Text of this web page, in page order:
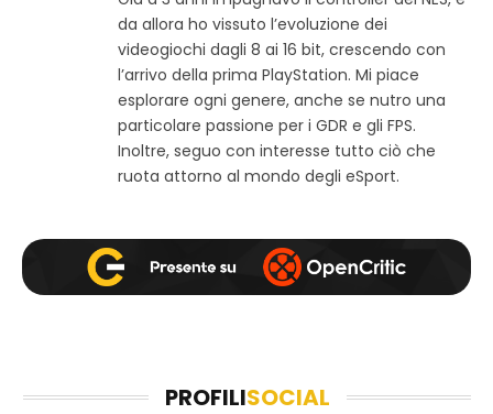
o
w
e
b
t
a
r
a
m
da allora ho vissuto l’evoluzione dei
videogiochi dagli 8 ai 16 bit, crescendo con
l’arrivo della prima PlayStation. Mi piace
esplorare ogni genere, anche se nutro una
particolare passione per i GDR e gli FPS.
Inoltre, seguo con interesse tutto ciò che
ruota attorno al mondo degli eSport.
PROFILISOCIAL